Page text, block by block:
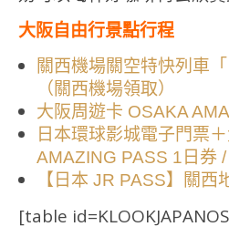
大阪自由行景點行程
關西機場關空特快列車
（關西機場領取）
大阪周遊卡 OSAKA
日本環球影城電子門票
AMAZING PASS 1日券
【日本 JR PASS】關西
[table